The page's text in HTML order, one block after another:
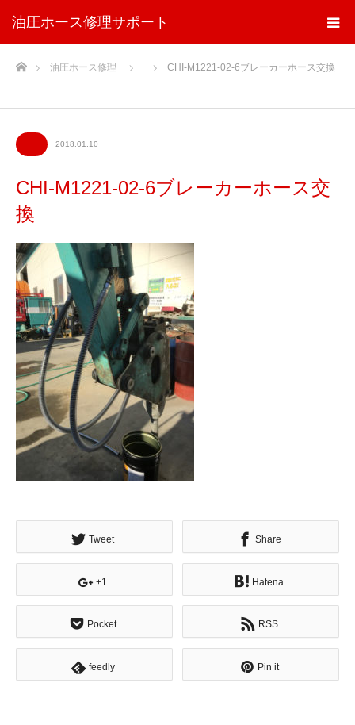
油圧ホース修理サポート
ホーム油圧ホース修理 CHI-M1221-02-6ブレーカーホース交換
2018.01.10
CHI-M1221-02-6ブレーカーホース交
換
Tweet Share
+1 Hatena
Pocket RSS
feedly Pin it